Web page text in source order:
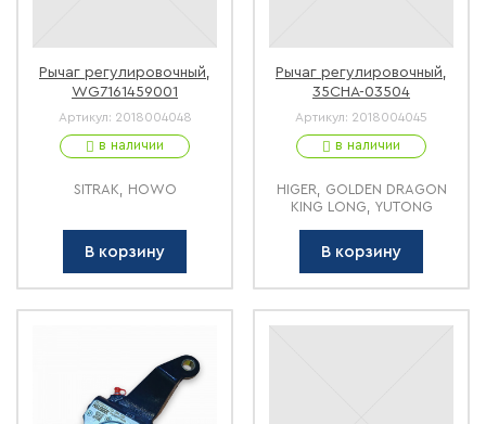
Рычаг регулировочный,
WG7161459001
Артикул: 2018004048
в наличии
SITRAK, HOWO
В корзину
Рычаг регулировочный,
35CHA-03504
Артикул: 2018004045
в наличии
HIGER, GOLDEN DRAGON
KING LONG, YUTONG
В корзину